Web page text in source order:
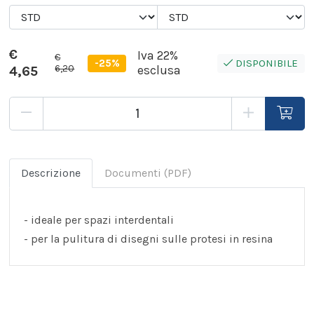
€
4,65
€
6,20
-25%
Iva 22%
esclusa
DISPONIBILE
Descrizione Documenti (PDF)
- ideale per spazi interdentali
- per la pulitura di disegni sulle protesi in resina